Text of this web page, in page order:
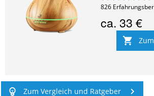
826
ca.33 €
Zum Vergleich und Ratgeber